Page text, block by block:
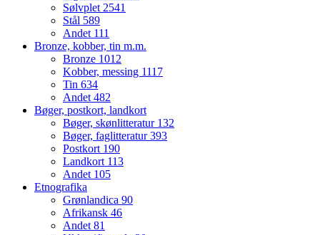
Sølvplet 2541
Stål 589
Andet 111
Bronze, kobber, tin m.m.
Bronze 1012
Kobber, messing 1117
Tin 634
Andet 482
Bøger, postkort, landkort
Bøger, skønlitteratur 132
Bøger, faglitteratur393
Postkort 190
Landkort 113
Andet 105
Etnografika
Grønlandica 90
Afrikansk 46
Andet 81